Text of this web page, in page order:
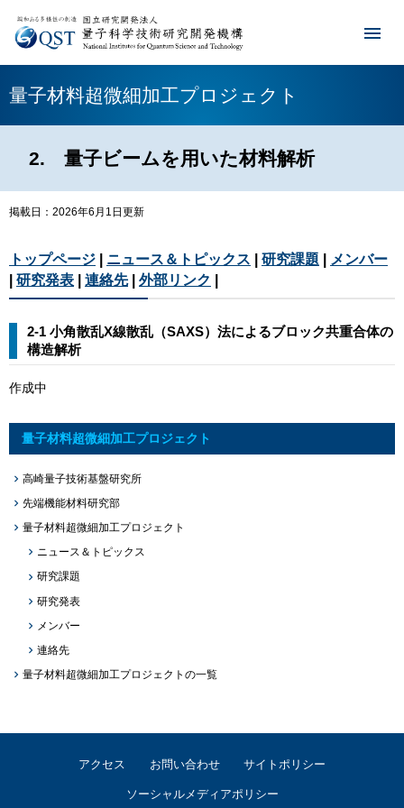
量子材料超微細加工プロジェクト
2. 量子ビームを用いた材料解析
掲載日：2026年6月1日更新
トップページ ニュース＆トピックス 研究課題
メンバー
研究発表 連絡先| 外部リンク
2-1 小角散乱X線散乱（SAXS）法によるブロック共重合体の
構造解析
作成中
量子材料超微細加工プロジェクト
高崎量子技術基盤研究所
先端機能材料研究部
量子材料超微細加工プロジェクト
ニュース＆トピックス
研究課題
研究発表
メンバー
連絡先
量子材料超微細加工プロジェクトの一覧
アクセス お問い合わせ サイトポリシー
ソーシャルメディアポリシー